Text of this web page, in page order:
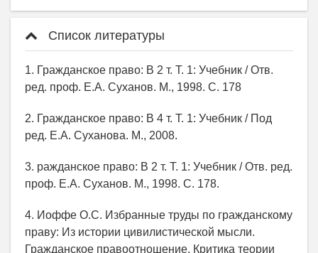
Список литературы
1. Гражданское право: В 2 т. Т. 1: Учебник / Отв.
ред. проф. Е.А. Суханов. М., 1998. С. 178
2. Гражданское право: В 4 т. Т. 1: Учебник / Под
ред. Е.А. Суханова. М., 2008.
3. ражданское право: В 2 т. Т. 1: Учебник / Отв. ред.
проф. Е.А. Суханов. М., 1998. С. 178.
4. Иоффе О.С. Избранные труды по гражданскому
праву: Из истории цивилистической мысли.
Гражданское правоотношение. Критика теории